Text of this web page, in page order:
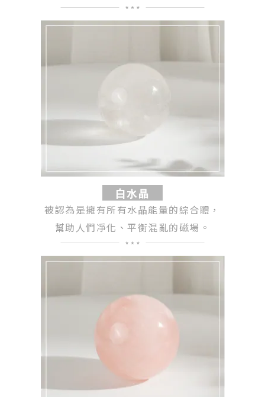
白水晶
被認為是擁有所有水晶能量的綜合體，
幫助人們凈化、平衡混亂的磁場。